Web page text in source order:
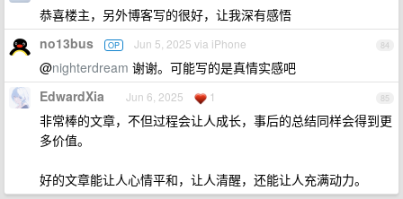
恭喜楼主，另外博客写的很好，让我深有感悟
84
no13bus OP Jun 5, 2025 via iPhone
@nighterdream 谢谢。可能写的是真情实感吧
85
EdwardXia Jun 6, 2025 1
非常棒的文章，不但过程会让人成长，事后的总结同样会得到更
多价值。
好的文章能让人心情平和，让人清醒，还能让人充满动力。